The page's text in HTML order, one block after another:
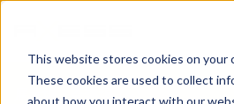
This website stores cookies on your
These cookies are used to collect
about how you interact with our
展示場・会議場